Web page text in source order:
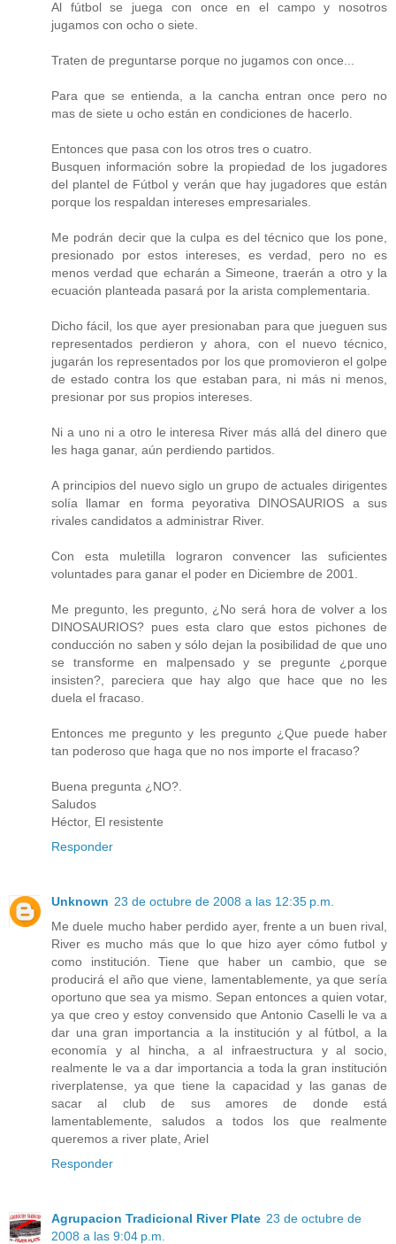
Al fútbol se juega con once en el campo y nosotros
jugamos con ocho o siete.
Traten de preguntarse porque no jugamos con once...
Para que se entienda, a la cancha entran once pero no
mas de siete u ocho están en condiciones de hacerlo.
Entonces que pasa con los otros tres o cuatro.
Busquen información sobre la propiedad de los jugadores
del plantel de Fútbol y verán que hay jugadores que están
porque los respaldan intereses empresariales.
Me podrán decir que la culpa es del técnico que los pone,
presionado por estos intereses, es verdad, pero no es
menos verdad que echarán a Simeone, traerán a otro y la
ecuación planteada pasará por la arista complementaria.
Dicho fácil, los que ayer presionaban para que jueguen sus
representados perdieron y ahora, con el nuevo técnico,
jugarán los representados por los que promovieron el golpe
de estado contra los que estaban para, ni más ni menos,
presionar por sus propios intereses.
Ni a uno ni a otro le interesa River más allá del dinero que
les haga ganar, aún perdiendo partidos.
A principios del nuevo siglo un grupo de actuales dirigentes
solía llamar en forma peyorativa DINOSAURIOS a sus
rivales candidatos a administrar River.
Con esta muletilla lograron convencer las suficientes
voluntades para ganar el poder en Diciembre de 2001.
Me pregunto, les pregunto, ¿No será hora de volver a los
DINOSAURIOS? pues esta claro que estos pichones de
conducción no saben y sólo dejan la posibilidad de que uno
se transforme en malpensado y se pregunte ¿porque
insisten?, pareciera que hay algo que hace que no les
duela el fracaso.
Entonces me pregunto y les pregunto ¿Que puede haber
tan poderoso que haga que no nos importe el fracaso?
Buena pregunta ¿NO?.
Saludos
Héctor, El resistente
Responder
Unknown 23 de octubre de 2008 a las 12:35 p.m.
Me duele mucho haber perdido ayer, frente a un buen rival,
River es mucho más que lo que hizo ayer cómo futbol y
como institución. Tiene que haber un cambio, que se
producirá el año que viene, lamentablemente, ya que sería
oportuno que sea ya mismo. Sepan entonces a quien votar,
ya que creo y estoy convensido que Antonio Caselli le va a
dar una gran importancia a la institución y al fútbol, a la
economía y al hincha, a al infraestructura y al socio,
realmente le va a dar importancia a toda la gran institución
riverplatense, ya que tiene la capacidad y las ganas de
sacar al club de sus amores de donde está
lamentablemente, saludos a todos los que realmente
queremos a river plate, Ariel
Responder
Agrupacion Tradicional River Plate 23 de octubre de
2008 a las 9:04 p.m.